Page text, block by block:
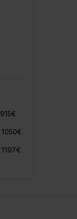
915€
1050€
1197€